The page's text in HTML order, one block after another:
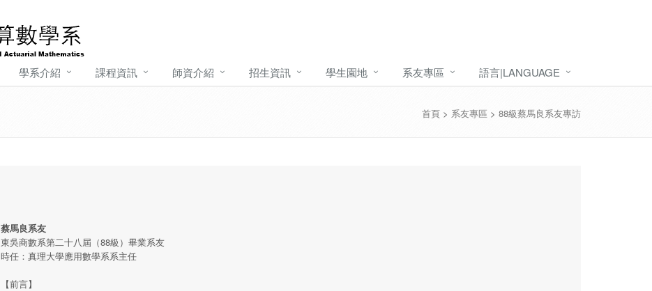
學系介紹 課程資訊 師資介紹 招生資訊 學生園地 系友專區 語言|LANGUAGE
首頁 > 系友專區 > 88級蔡馬良系友專訪
蔡馬良系友
東吳商數系第二十八屆（88級）畢業系友
時任：真理大學應用數學系系主任
【前言】